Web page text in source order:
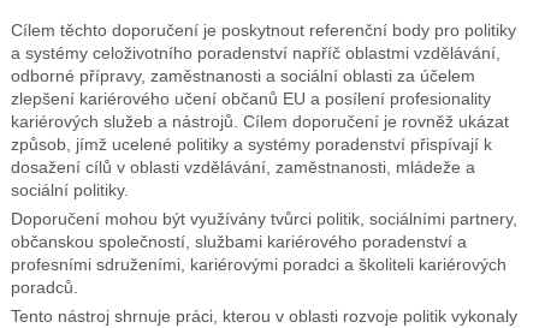
Cílem těchto doporučení je poskytnout referenční body pro politiky
a systémy celoživotního poradenství napříč oblastmi vzdělávání,
odborné přípravy, zaměstnanosti a sociální oblasti za účelem
zlepšení kariérového učení občanů EU a posílení profesionality
kariérových služeb a nástrojů. Cílem doporučení je rovněž ukázat
způsob, jímž ucelené politiky a systémy poradenství přispívají k
dosažení cílů v oblasti vzdělávání, zaměstnanosti, mládeže a
sociální politiky.
Doporučení mohou být využívány tvůrci politik, sociálními partnery,
občanskou společností, službami kariérového poradenství a
profesními sdruženími, kariérovými poradci a školiteli kariérových
poradců.
Tento nástroj shrnuje práci, kterou v oblasti rozvoje politik vykonaly